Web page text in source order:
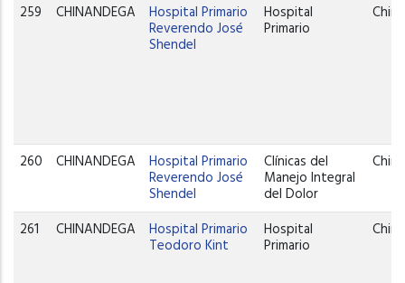
259 CHINANDEGA Hospital Primario
Reverendo José
Shendel
Hospital
Primario
260 CHINANDEGA Hospital Primario
Reverendo José
Shendel
Clínicas del
Manejo Integral
del Dolor
261 CHINANDEGA Hospital Primario
Teodoro Kint
Hospital
Primario